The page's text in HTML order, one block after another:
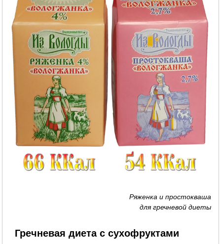
Ряженка и простокваша
для гречневой диеты
Гречневая диета с сухофруктами